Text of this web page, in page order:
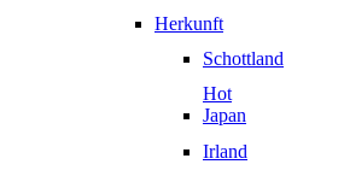
Herkunft
Schottland
Hot
Japan
Irland